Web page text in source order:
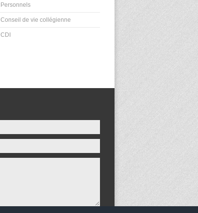
Personnels
Conseil de vie collégienne
CDI